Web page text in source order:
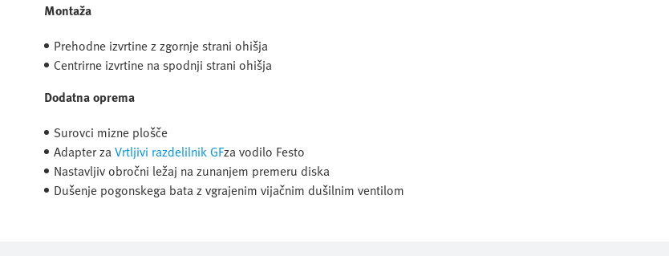
Montaža
Prehodne izvrtine z zgornje strani ohišja
Centrirne izvrtine na spodnji strani ohišja
Dodatna oprema
Surovci mizne plošče
Adapter zaVrtljivi razdelilnik GFza vodilo Festo
Nastavljiv obročni ležaj na zunanjem premeru diska
Dušenje pogonskega bata z vgrajenim vijačnim dušilnim ventilom